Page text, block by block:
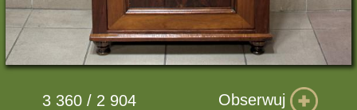
3 360 / 2 904 Obserwuj